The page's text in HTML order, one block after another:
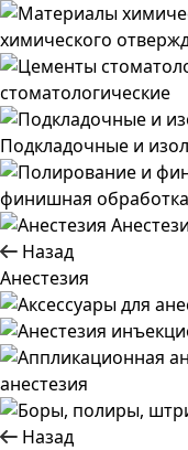
химического
стоматологические
Подкладочные и
финишная обработка
Назад
Анестезия
анестезия
Назад